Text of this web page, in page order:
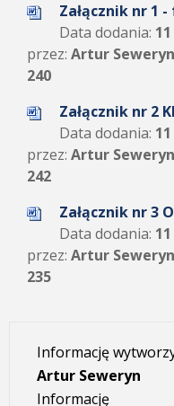
Załącznik nr 1
Data dodania:
przez: Artur Seweryn
240
Załącznik nr 2
Data dodania:
przez: Artur Seweryn
242
Załącznik nr 3
Data dodania:
przez: Artur Seweryn
235
Informację
Artur Seweryn
Informację